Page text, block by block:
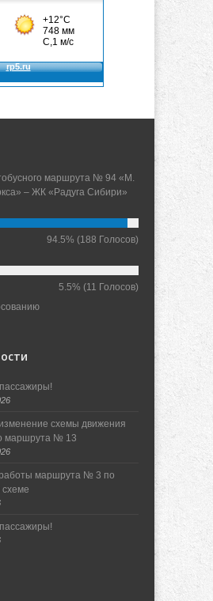
маршрута № 94 «М.
– ЖК «Радуга Сибири»
94.5% (188 Голосов)
5.5% (11 Голосов)
схемы движения
маршрута № 13
маршрута № 3 по